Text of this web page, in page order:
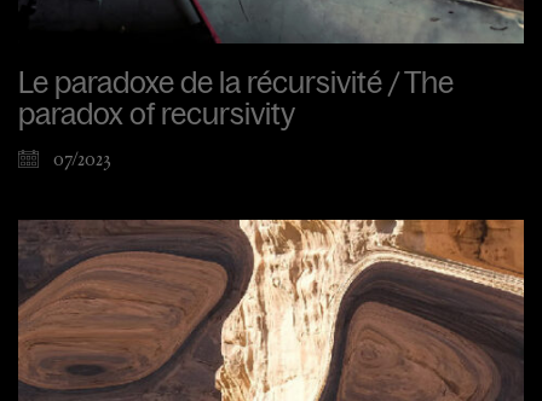
Le paradoxe de la récursivité / The
paradox of recursivity
07/2023